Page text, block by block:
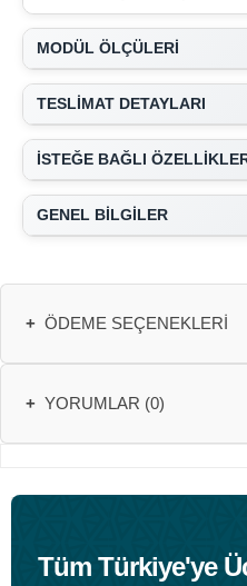
MODÜL ÖLÇÜLERİ
TESLİMAT DETAYLARI
İSTEĞE BAĞLI
GENEL BİLGİLER
+ ÖDEME SEÇENEKLERI
+ YORUMLAR (0)
Tüm Türkiye'ye